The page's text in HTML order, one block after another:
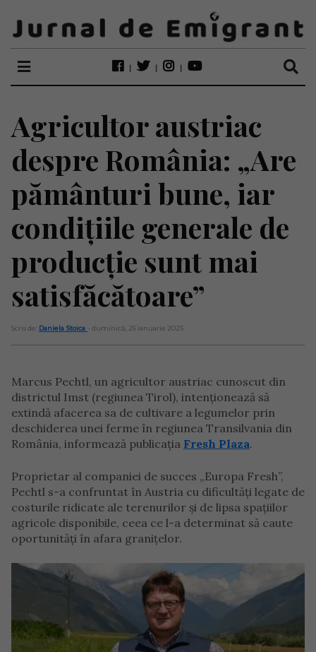
Agricultor austriac
despre România: „Are
pământuri bune, iar
condițiile generale de
producție sunt mai
satisfăcătoare”
Scris de: Daniela Stoica - duminică, 26 ianuarie 2025
Marcus Pechtl, un agricultor austriac cunoscut din
districtul Imst (regiunea Tirol), intenționează să
extindă afacerea sa de cultivare a legumelor prin
deschiderea unei ferme în regiunea Transilvania din
România, informează publicația Fresh Plaza.
Proprietar al companiei de succes „Europa Fresh”,
Pechtl s-a confruntat în Austria cu dificultăți legate de
costurile ridicate ale terenurilor și de lipsa spațiilor
agricole disponibile, ceea ce l-a determinat să caute
oportunități în afara granițelor.